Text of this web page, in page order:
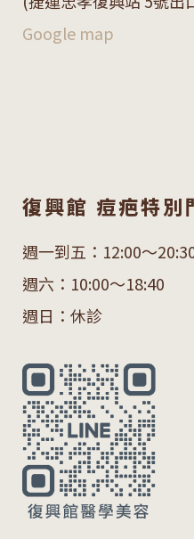
Google map
復興館 痘疤特別
週一到五：12:00～
週六：10:00～18:40
週日：休診